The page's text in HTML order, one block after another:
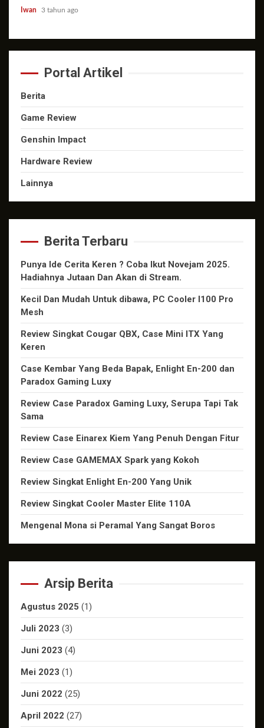
Iwan 3 tahun ago
Portal Artikel
Berita
Game Review
Genshin Impact
Hardware Review
Lainnya
Berita Terbaru
Punya Ide Cerita Keren ? Coba Ikut Novejam 2025.
Hadiahnya Jutaan Dan Akan di Stream.
Kecil Dan Mudah Untuk dibawa, PC Cooler I100 Pro
Mesh
Review Singkat Cougar QBX, Case Mini ITX Yang
Keren
Case Kembar Yang Beda Bapak, Enlight En-200 dan
Paradox Gaming Luxy
Review Case Paradox Gaming Luxy, Serupa Tapi Tak
Sama
Review Case Einarex Kiem Yang Penuh Dengan Fitur
Review Case GAMEMAX Spark yang Kokoh
Review Singkat Enlight En-200 Yang Unik
Review Singkat Cooler Master Elite 110A
Mengenal Mona si Peramal Yang Sangat Boros
Arsip Berita
Agustus 2025 (1)
Juli 2023 (3)
Juni 2023 (4)
Mei 2023 (1)
Juni 2022 (25)
April 2022 (27)